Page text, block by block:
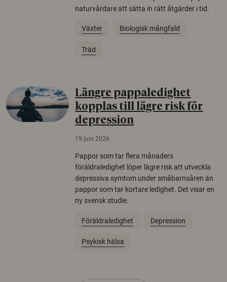
naturvårdare att sätta in rätt åtgärder i tid.
Växter Biologisk mångfald
Träd
Längre pappaledighet
kopplas till lägre risk för
depression
19 juni 2026
Pappor som tar flera månaders
föräldraledighet löper lägre risk att utveckla
depressiva symtom under småbarnsåren än
pappor som tar kortare ledighet. Det visar en
ny svensk studie.
Föräldraledighet Depression
Psykisk hälsa